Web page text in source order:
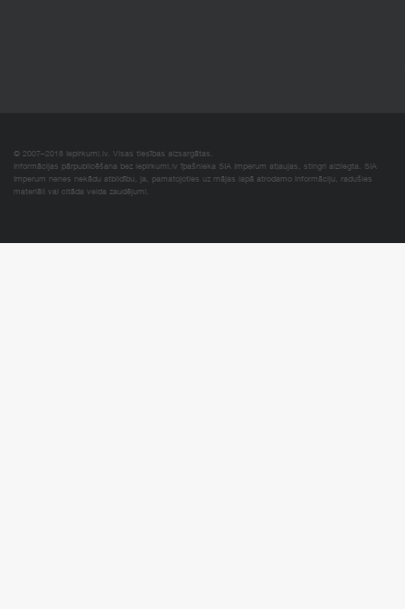
© 2007–2018 Iepirkumi.lv. Visas tiesības aizsargātas.
Informācijas pārpublicēšana bez iepirkumi.lv īpašnieka SIA Imperum atļaujas, stingri aizliegta. SIA
Imperum nenes nekādu atbildību, ja, pamatojoties uz mājas lapā atrodamo informāciju, radušies
materiāli vai citāda veida zaudējumi.